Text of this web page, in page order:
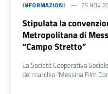
INFORMAZIONI 25 NOV
Stipulata la
Metropolitana di
“Campo Stretto”
La Società Cooperativa
del marchio “Messina Film